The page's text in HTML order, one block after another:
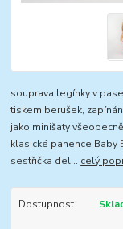
souprava legínky v
tiskem berušek,
jako minišaty
klasické panence Baby
sestřička del... celý
Dostupnost